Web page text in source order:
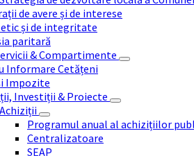
de avere și de interese
etic și de integritate
paritară
& Compartimente
Informare Cetățeni
Impozite
Investiții & Proiecte
Achiziții
Programul anual al achizițiilor
Centralizatoare
SEAP